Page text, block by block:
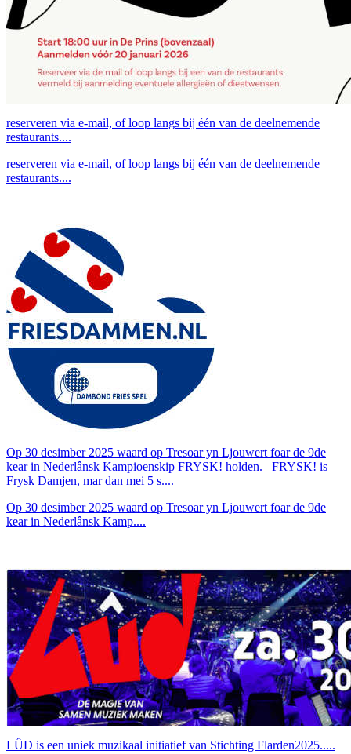
reserveren via e-mail, of loop langs bij één van de deelnemende
restaurants....
reserveren via e-mail, of loop langs bij één van de deelnemende
restaurants....
Op 30 desimber 2025 waard op Tresoar yn Ljouwert foar de 9de
kear in Nederlânsk Kampioenskip FRYSK! holden. FRYSK! is
Frysk Damjen, mar dan mei 5 s....
Op 30 desimber 2025 waard op Tresoar yn Ljouwert foar de 9de
kear in Nederlânsk Kamp....
LÛD is een uniek muzikaal initiatief van Stichting Flarden2025.....